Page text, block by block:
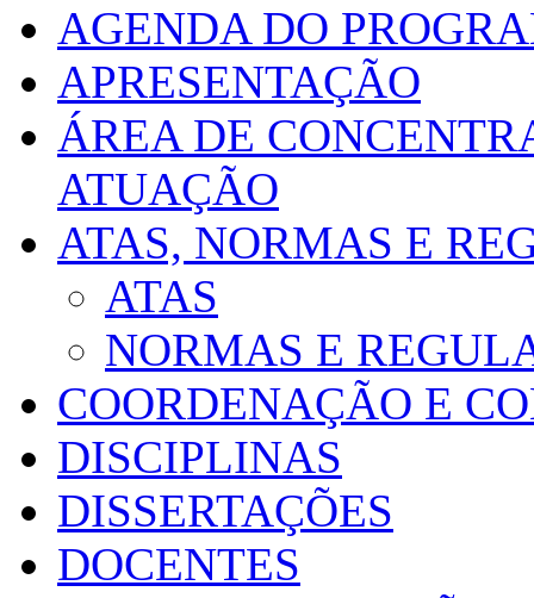
AGENDA DO
APRESENTAÇÃO
ÁREA DE
ATUAÇÃO
ATAS, NORMAS E
ATAS
NORMAS E
COORDENAÇÃO E
DISCIPLINAS
DISSERTAÇÕES
DOCENTES